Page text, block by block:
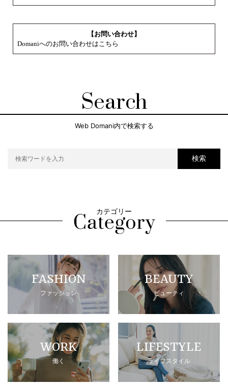
【お問い合わせ】
Domaniへのお問い合わせはこちら
Search
Web Domani内で検索する
検索
カテゴリー
FASHION
ファッション
BEAUTY
ビューティ
WORK
働く
LIFESTYLE
ライフスタイル